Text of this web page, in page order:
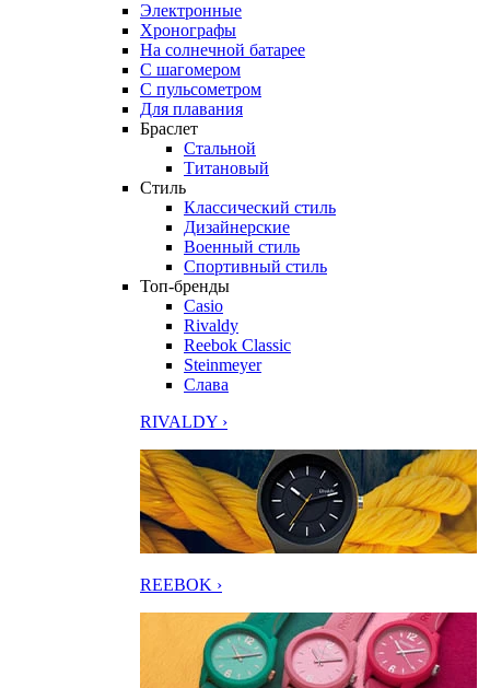
Электронные
Хронографы
На солнечной батарее
С шагомером
С пульсометром
Для плавания
Браслет
Стальной
Титановый
Стиль
Классический стиль
Дизайнерские
Военный стиль
Спортивный стиль
Топ-бренды
Casio
Rivaldy
Reebok Classic
Steinmeyer
Слава
RIVALDY ›
REEBOK ›